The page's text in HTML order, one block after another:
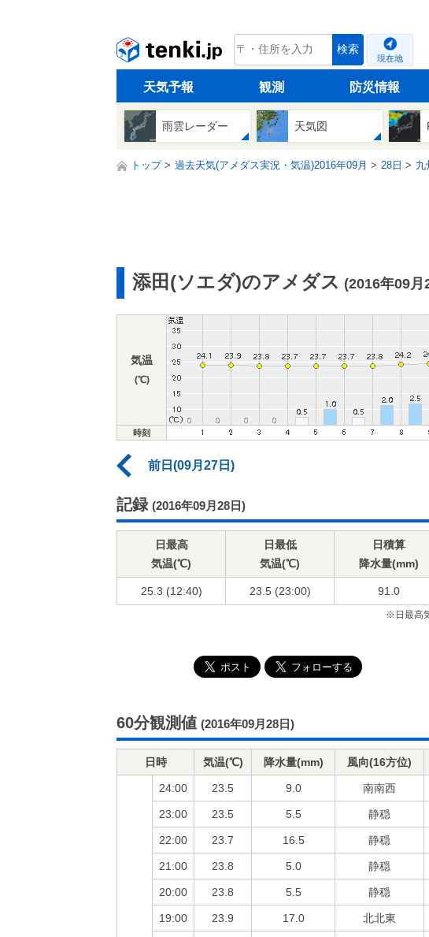
tenki.jp 検索
現在地
天気予報 観測 防災情報
雨雲レーダー 天気図
トップ 過去天気(アメダス実況・気温)2016年09月 28日 九
添田(ソエダ)のアメダス (2016年09月
気温
(℃)
時刻
前日(09月27日)
記録 (2016年09月28日)
日最高
気温(℃)
日最低
気温(℃)
日積算
降水量(mm)
25.3 (12:40) 23.5 (23:00) 91.0
※日最高
60分観測値 (2016年09月28日)
日時 気温(℃) 降水量(mm) 風向(16方位)
24:00 23.5 9.0 南南西
23:00 23.5 5.5 静穏
22:00 23.7 16.5 静穏
21:00 23.8 5.0 静穏
20:00 23.8 5.5 静穏
19:00 23.9 17.0 北北東